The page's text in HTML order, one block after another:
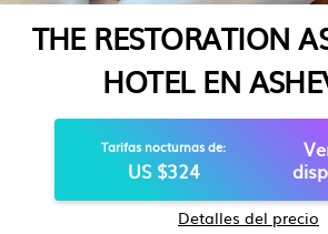
THE RESTORATION
HOTEL EN
Tarifas nocturnas de:
US $324
Detalles del precio